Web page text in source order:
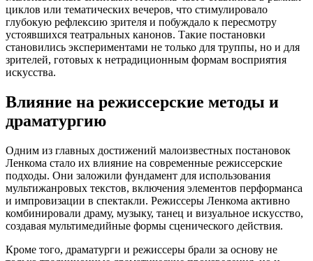
циклов или тематических вечеров, что стимулировало
глубокую рефлексию зрителя и побуждало к пересмотру
устоявшихся театральных канонов. Такие постановки
становились экспериментами не только для труппы, но и для
зрителей, готовых к нетрадиционным формам восприятия
искусства.
Влияние на режиссерские методы и
драматургию
Одним из главных достижений малоизвестных постановок
Ленкома стало их влияние на современные режиссерские
подходы. Они заложили фундамент для использования
мультижанровых текстов, включения элементов перформанса
и импровизации в спектакли. Режиссеры Ленкома активно
комбинировали драму, музыку, танец и визуальное искусство,
создавая мультимедийные формы сценического действия.
Кроме того, драматурги и режиссеры брали за основу не